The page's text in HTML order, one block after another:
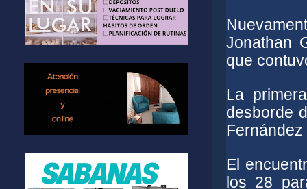
Jonathan
que
La
desborde
El
los 28